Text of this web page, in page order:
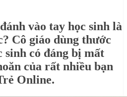
vào tay học sinh là
Cô giáo dùng thước
sinh có đáng bị mất
của rất nhiều bạn
Online.